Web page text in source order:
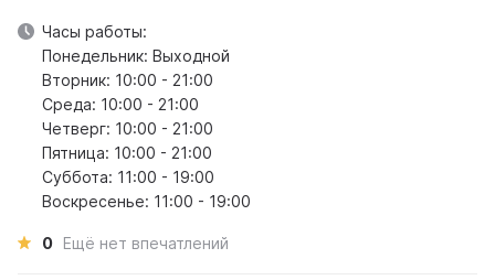
Часы работы:
Понедельник: Выходной
Вторник: 10:00 - 21:00
Среда: 10:00 - 21:00
Четверг: 10:00 - 21:00
Пятница: 10:00 - 21:00
Суббота: 11:00 - 19:00
Воскресенье: 11:00 - 19:00
0 Ещё нет впечатлений